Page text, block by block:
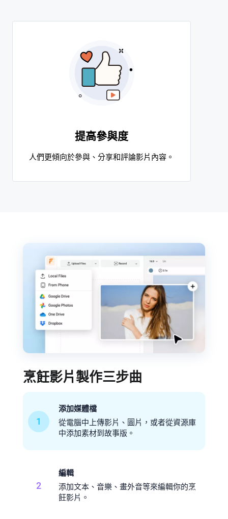
提高參與度
人們更傾向於參與、分享和評論影片內容。
烹飪影片製作三步曲
1
添加媒體檔
從電腦中上傳影片、圖片，或者從資源庫
中添加素材到故事版。
2
編輯
添加文本、音樂、畫外音等來編輯你的烹
飪影片。